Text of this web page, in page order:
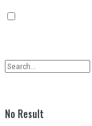
No Result